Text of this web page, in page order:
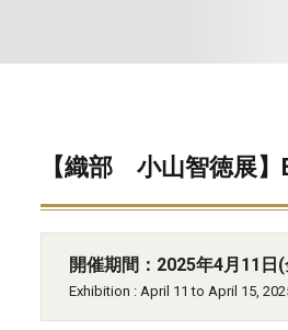
【織部 小山智徳展】
開催期間：2025年4月11
Exhibition : April 11 to April 15,